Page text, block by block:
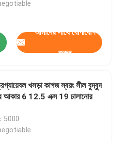
আমাদের সাথে যোগাযোগ
করুন
খসড়া কাগজ স্বয়ং সীল বুদ্বুদ
আকার 6 12.5 এক্স 19 চালানোর
5000